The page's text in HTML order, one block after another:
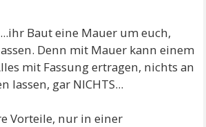
Baut eine Mauer um euch,
Denn mit Mauer kann einem
mit Fassung ertragen, nichts an
lassen, gar NICHTS...
Vorteile, nur in einer